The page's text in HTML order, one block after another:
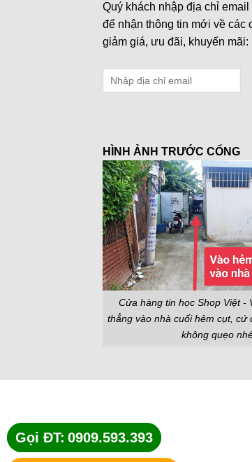
Quý khách nhập địa chỉ
để nhận thông tin mới về các
giảm giá, ưu đãi, khuyến mãi:
HÌNH ẢNH TRƯỚC CỔNG
Cửa hàng tin học Shop Việt -
thẳng vào nhà cuối hẻm cụt, cứ
không quẹo
Gọi ĐT: 0909.593.393
Gọi ĐT: 0909.593.393